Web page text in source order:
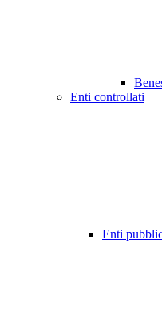
Enti controllati
Enti